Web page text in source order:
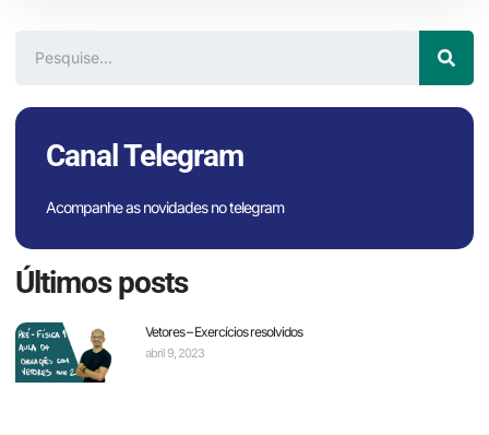
Canal Telegram
Acompanhe as novidades no telegram
Últimos posts
Vetores – Exercícios resolvidos
abril 9, 2023